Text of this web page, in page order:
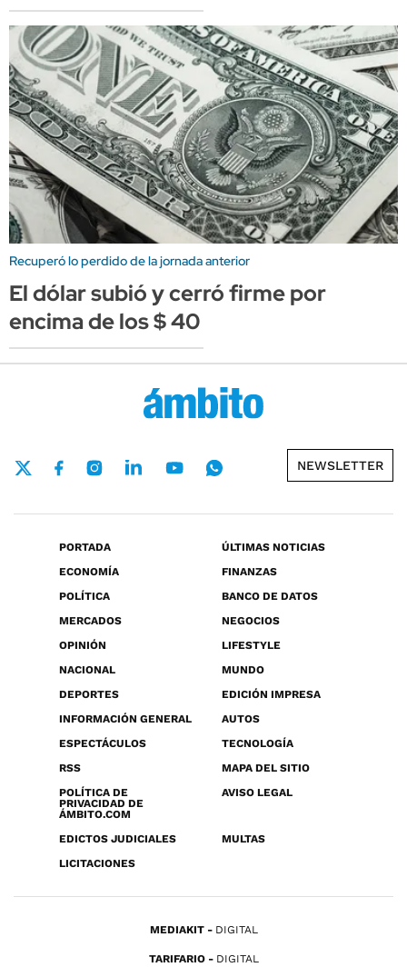
Recuperó lo perdido de la jornada anterior
El dólar subió y cerró firme por
encima de los $ 40
NEWSLETTER
PORTADA
ÚLTIMAS NOTICIAS
ECONOMÍA
FINANZAS
POLÍTICA
BANCO DE DATOS
MERCADOS
NEGOCIOS
OPINIÓN
LIFESTYLE
NACIONAL
MUNDO
DEPORTES
EDICIÓN IMPRESA
INFORMACIÓN GENERAL
AUTOS
ESPECTÁCULOS
TECNOLOGÍA
RSS
MAPA DEL SITIO
POLÍTICA DE
PRIVACIDAD DE
ÁMBITO.COM
AVISO LEGAL
EDICTOS JUDICIALES
MULTAS
LICITACIONES
MEDIAKIT DIGITAL
TARIFARIO DIGITAL